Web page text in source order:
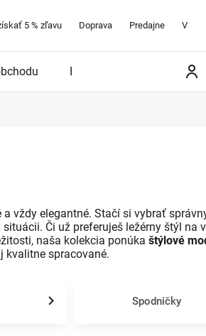
5 % zľavu Doprava Predajne
Blog
vždy elegantné. Stačí si vybrať
Či už preferuješ ležérny štýl na
naša kolekcia ponúka štýlové
kvalitne spracované.
Spodničky